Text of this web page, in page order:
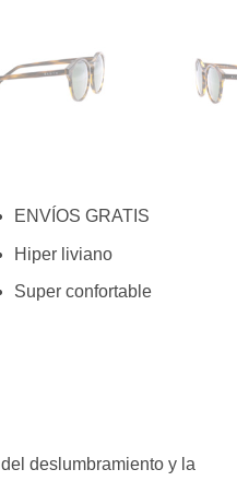
ENVÍOS GRATIS
Hiper liviano
Super confortable
deslumbramiento y la